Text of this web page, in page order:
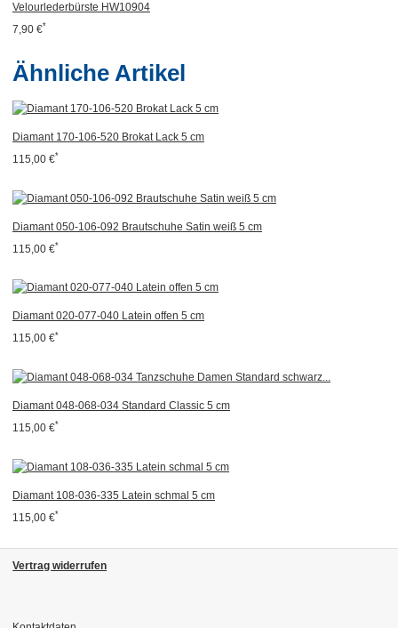
Velourlederbürste HW10904
7,90 €*
Ähnliche Artikel
Diamant 170-106-520 Brokat Lack 5 cm
115,00 €*
Diamant 050-106-092 Brautschuhe Satin weiß 5 cm
115,00 €*
Diamant 020-077-040 Latein offen 5 cm
115,00 €*
Diamant 048-068-034 Standard Classic 5 cm
115,00 €*
Diamant 108-036-335 Latein schmal 5 cm
115,00 €*
Vertrag widerrufen